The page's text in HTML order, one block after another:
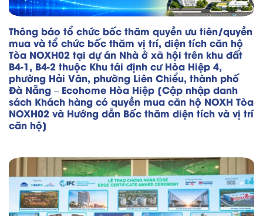
Thông báo tổ chức bốc thăm quyền ưu tiên/quyền
mua và tổ chức bốc thăm vị trí, diện tích căn hộ
Tòa NOXH02 tại dự án Nhà ở xã hội trên khu đất
B4-1, B4-2 thuộc Khu tái định cư Hòa Hiệp 4,
phường Hải Vân, phường Liên Chiểu, thành phố
Đà Nẵng – Ecohome Hòa Hiệp [Cập nhập danh
sách Khách hàng có quyền mua căn hộ NOXH Tòa
NOXH02 và Hướng dẫn Bốc thăm diện tích và vị trí
căn hộ]